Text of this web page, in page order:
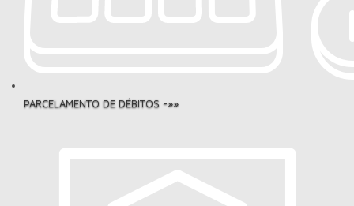
PARCELAMENTO DE DÉBITOS -»»